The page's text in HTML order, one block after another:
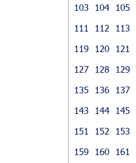
103
104 105
111
112 113
119
120 121
127
128 129
135
136 137
143
144 145
151
152 153
159
160 161